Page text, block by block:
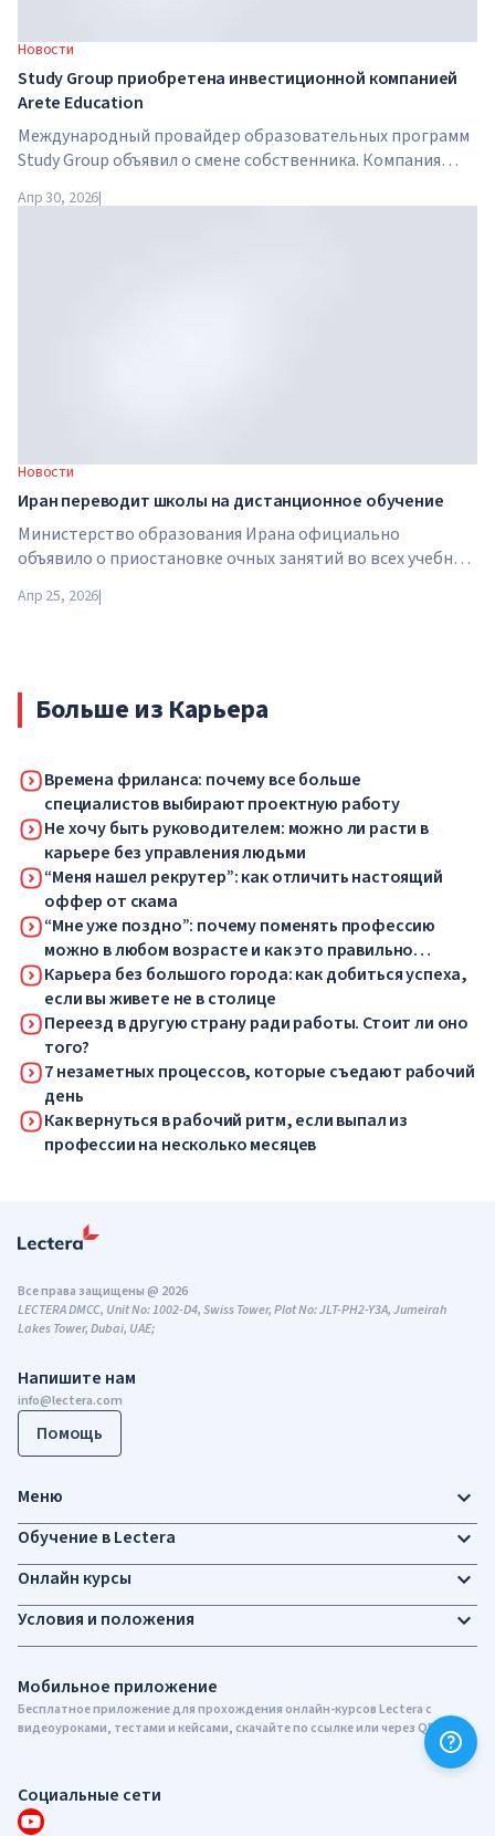
Новости
Study Group приобретена инвестиционной компанией
Arete Education
Международный провайдер образовательных программ
Study Group объявил о смене собственника. Компания
структурой в сфере высшего образования, созданной
Апр 30, 2026|
Новости
Иран переводит школы на дистанционное обучение
Министерство образования Ирана официально
объявило о приостановке очных занятий во всех учебных
университеты переходят на дистанционный формат на
Апр 25, 2026|
Больше из Карьера
Времена фриланса: почему все больше
специалистов выбирают проектную работу
Не хочу быть руководителем: можно ли расти в
карьере без управления людьми
“Меня нашел рекрутер”: как отличить настоящий
оффер от скама
“Мне уже поздно”: почему поменять профессию
можно в любом возрасте и как это правильно
сделать
Карьера без большого города: как добиться успеха,
если вы живете не в столице
Переезд в другую страну ради работы. Стоит ли оно
того?
7 незаметных процессов, которые съедают рабочий
день
Как вернуться в рабочий ритм, если выпал из
профессии на несколько месяцев
Напишите нам
info@lectera.com
Помощь
Мобильное приложение
Бесплатное приложение для прохождения онлайн-курсов Lectera c
видеоуроками, тестами и кейсами, скачайте по ссылке или через QR-код
Социальные сети
Все права защищены @ 2026
LECTERA DMCC, Unit No: 1002-D4, Swiss Tower, Plot No: JLT-PH2-Y3A, Jumeirah
Lakes Tower, Dubai, UAE;
Меню
Обучение в Lectera
Онлайн курсы
Условия и положения